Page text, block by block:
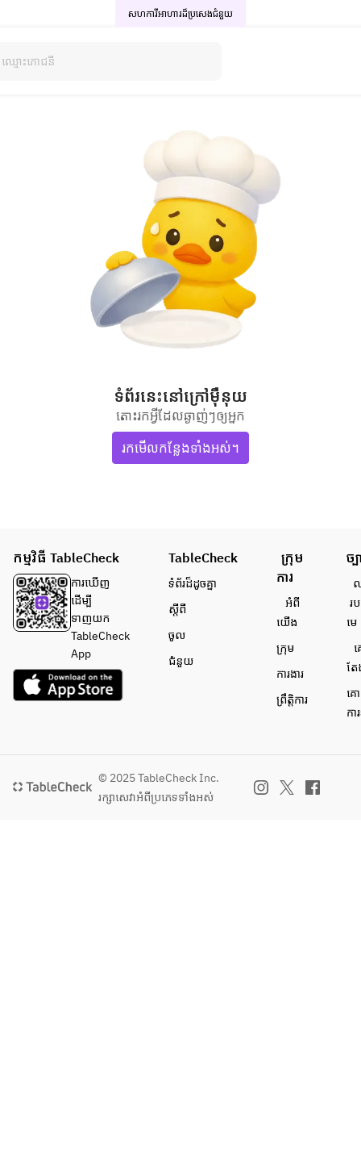
សហការីអាហារដ៏ប្រសេងជំនួយ
ទំព័រនេះ​នៅ​ក្រៅ​ម៉ឺនុយ
តោះរកអ្វីដែលឆ្ងាញ់ៗឲ្យអ្នក
រកមើលកន្លែងទាំងអស់។
កម្មវិធី TableCheck
ការ​ឃើញ
ដើម្បី​
ទាញយក
TableCheck
App
TableCheck
ទំព័រ​ដ៏ដូចគ្នា
ស្តីពី
ចូល
ជំនួយ
ក្រុម
ការ
អំពី​
យើង
ក្រុម
ការងារ
ព្រឹត្តិការ
ច្
រ
មេ
តែ
គ
កា
© 2025 TableCheck Inc.
រក្សាសេវា​អំពីប្រភេទទាំងអស់